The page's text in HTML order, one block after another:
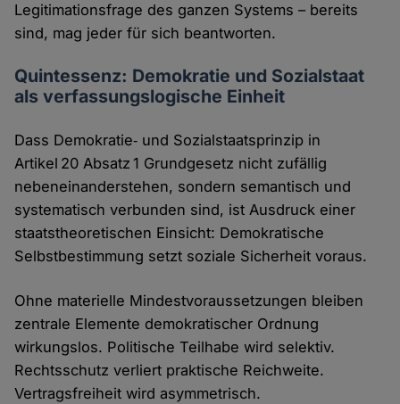
Legitimationsfrage des ganzen Systems – bereits
sind, mag jeder für sich beantworten.
Quintessenz: Demokratie und Sozialstaat
als verfassungslogische Einheit
Dass Demokratie‑ und Sozialstaatsprinzip in
Artikel 20 Absatz 1 Grundgesetz nicht zufällig
nebeneinanderstehen, sondern semantisch und
systematisch verbunden sind, ist Ausdruck einer
staatstheoretischen Einsicht: Demokratische
Selbstbestimmung setzt soziale Sicherheit voraus.
Ohne materielle Mindestvoraussetzungen bleiben
zentrale Elemente demokratischer Ordnung
wirkungslos. Politische Teilhabe wird selektiv.
Rechtsschutz verliert praktische Reichweite.
Vertragsfreiheit wird asymmetrisch.